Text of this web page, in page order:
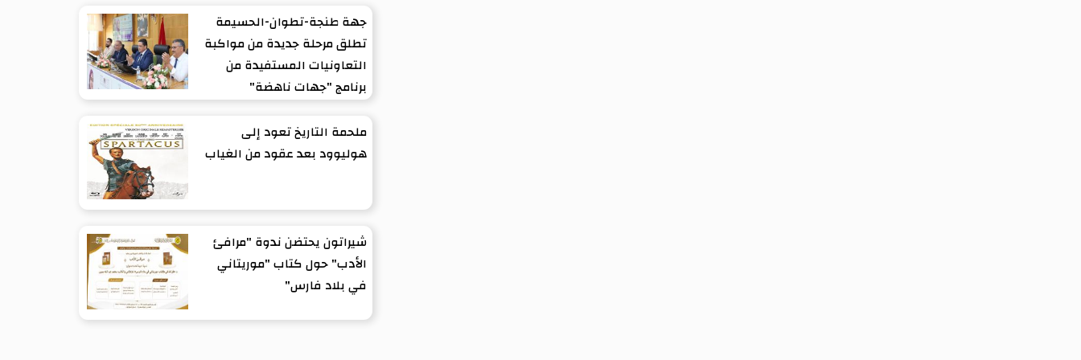
جهة طنجة-تطوان-الحسيمة
تطلق مرحلة جديدة من مواكبة
التعاونيات المستفيدة من
برنامج "جهات ناهضة"
ملحمة التاريخ تعود إلى
هوليوود بعد عقود من الغياب
شيراتون يحتضن ندوة "مرافئ
الأدب" حول كتاب "موريتاني
في بلاد فارس"